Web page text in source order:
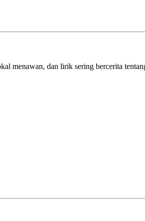
menawan, dan lirik sering bercerita